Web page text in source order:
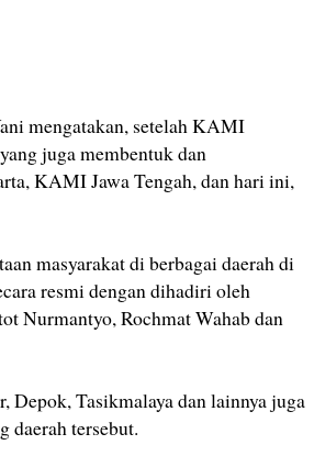
mengatakan, setelah KAMI
juga membentuk dan
KAMI Jawa Tengah, dan hari ini,
masyarakat di berbagai daerah di
resmi dengan dihadiri oleh
Nurmantyo, Rochmat Wahab dan
Depok, Tasikmalaya dan lainnya juga
tersebut.